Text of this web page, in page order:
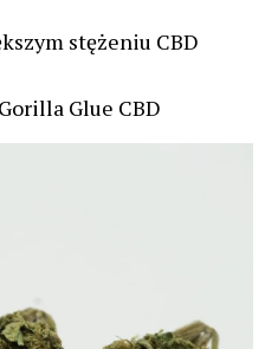
stężeniu CBD
Glue CBD